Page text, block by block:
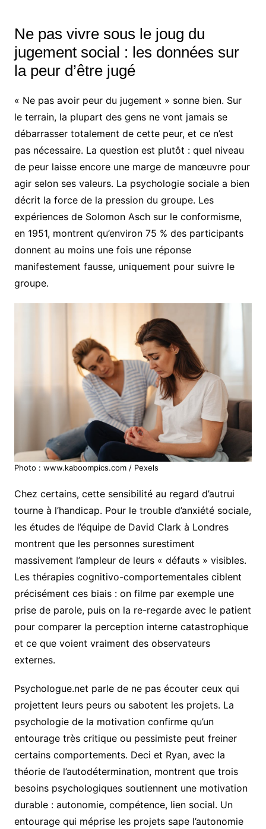
Ne pas vivre sous le joug du
jugement social : les données sur
la peur d’être jugé
« Ne pas avoir peur du jugement » sonne bien. Sur
le terrain, la plupart des gens ne vont jamais se
débarrasser totalement de cette peur, et ce n’est
pas nécessaire. La question est plutôt : quel niveau
de peur laisse encore une marge de manœuvre pour
agir selon ses valeurs. La psychologie sociale a bien
décrit la force de la pression du groupe. Les
expériences de Solomon Asch sur le conformisme,
en 1951, montrent qu’environ 75 % des participants
donnent au moins une fois une réponse
manifestement fausse, uniquement pour suivre le
groupe.
Photo : www.kaboompics.com / Pexels
Chez certains, cette sensibilité au regard d’autrui
tourne à l’handicap. Pour le trouble d’anxiété sociale,
les études de l’équipe de David Clark à Londres
montrent que les personnes surestiment
massivement l’ampleur de leurs « défauts » visibles.
Les thérapies cognitivo-comportementales ciblent
précisément ces biais : on filme par exemple une
prise de parole, puis on la re-regarde avec le patient
pour comparer la perception interne catastrophique
et ce que voient vraiment des observateurs
externes.
Psychologue.net parle de ne pas écouter ceux qui
projettent leurs peurs ou sabotent les projets. La
psychologie de la motivation confirme qu’un
entourage très critique ou pessimiste peut freiner
certains comportements. Deci et Ryan, avec la
théorie de l’autodétermination, montrent que trois
besoins psychologiques soutiennent une motivation
durable : autonomie, compétence, lien social. Un
entourage qui méprise les projets sape l’autonomie